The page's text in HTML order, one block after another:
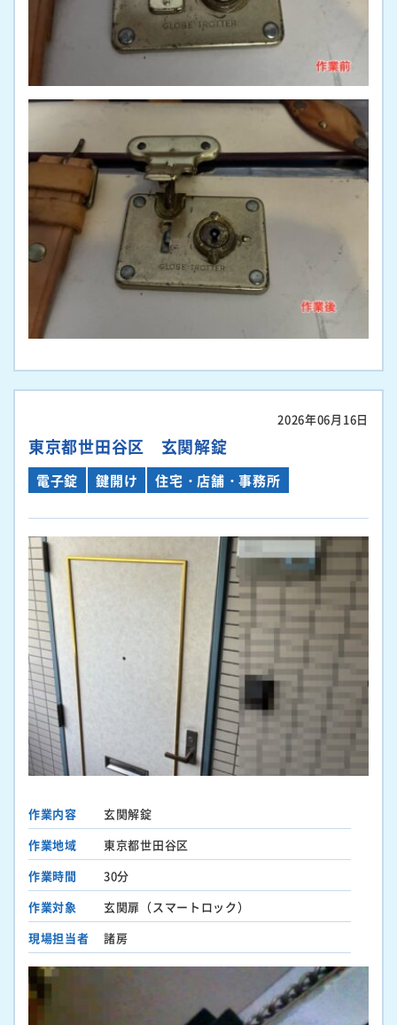
2026年06月16日
東京都世田谷区 玄関解錠
電子錠 鍵開け 住宅・店舗・事務所
作業内容
玄関解錠
作業地域
東京都世田谷区
作業時間
30分
作業対象
玄関扉（スマートロック）
現場担当者
諸房